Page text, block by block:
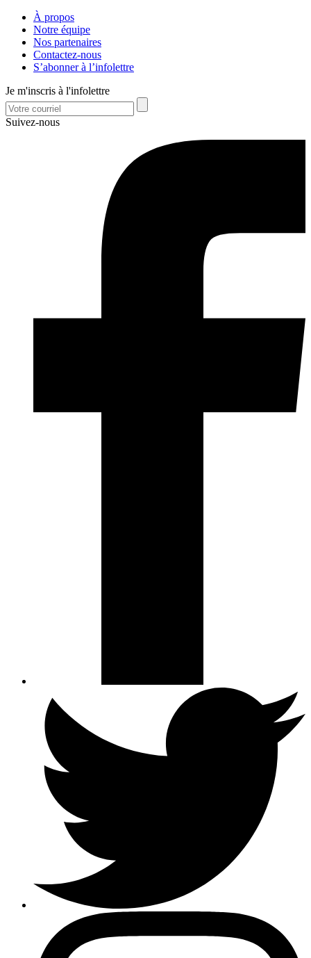
À propos
Notre équipe
Nos partenaires
Contactez-nous
S’abonner à l’infolettre
Je m'inscris à l'infolettre
Suivez-nous